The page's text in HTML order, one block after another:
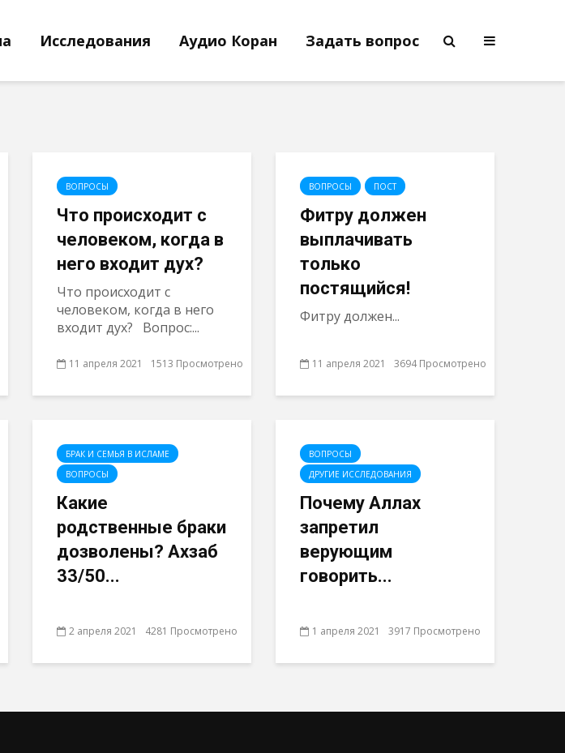
Исследования Аудио Коран Задать вопрос
ВОПРОСЫ
Что происходит с
человеком, когда в
него входит дух?
Что происходит с
человеком, когда в него
входит дух? Вопрос:...
11 апреля 2021 1513 Просмотрено
ВОПРОСЫ ПОСТ
Фитру должен
выплачивать
только
постящийся!
Фитру должен...
11 апреля 2021 3694 Просмотрено
БРАК И СЕМЬЯ В ИСЛАМЕ
ВОПРОСЫ
Какие
родственные браки
дозволены? Ахзаб
33/50...
2 апреля 2021 4281 Просмотрено
ВОПРОСЫ
ДРУГИЕ ИССЛЕДОВАНИЯ
Почему Аллах
запретил
верующим
говорить...
1 апреля 2021 3917 Просмотрено